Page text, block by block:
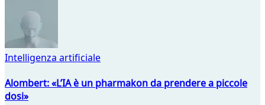
Intelligenza artificiale
Alombert: «L’IA è un pharmakon da prendere a piccole
dosi»